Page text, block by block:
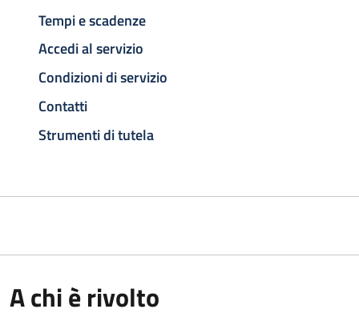
Tempi e scadenze
Accedi al servizio
Condizioni di servizio
Contatti
Strumenti di tutela
A chi è rivolto